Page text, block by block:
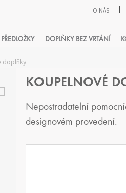
O NÁS
DOPLŇKY BEZ VRTÁNÍ
doplňky
KOUPELNOVÉ
Nepostradatelní
designovém provedení.